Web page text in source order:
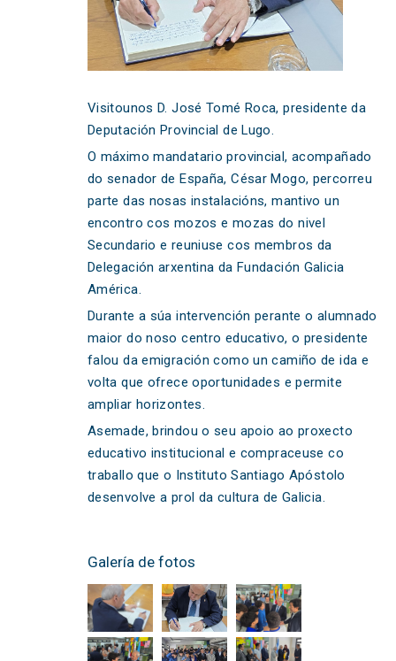
Visitounos D. José Tomé Roca, presidente da
Deputación Provincial de Lugo.
O máximo mandatario provincial, acompañado
do senador de España, César Mogo, percorreu
parte das nosas instalacións, mantivo un
encontro cos mozos e mozas do nivel
Secundario e reuniuse cos membros da
Delegación arxentina da Fundación Galicia
América.
Durante a súa intervención perante o alumnado
maior do noso centro educativo, o presidente
falou da emigración como un camiño de ida e
volta que ofrece oportunidades e permite
ampliar horizontes.
Asemade, brindou o seu apoio ao proxecto
educativo institucional e compraceuse co
traballo que o Instituto Santiago Apóstolo
desenvolve a prol da cultura de Galicia.
Galería de fotos